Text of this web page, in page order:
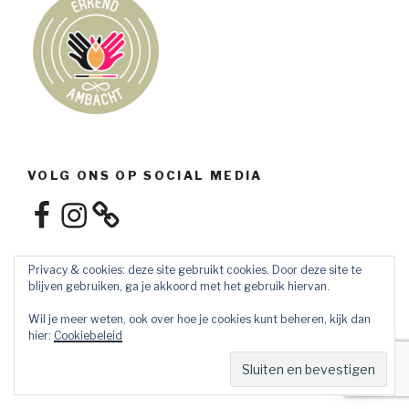
VOLG ONS OP SOCIAL MEDIA
FacebookInstagram
Privacybeleid
Privacy & cookies: deze site gebruikt cookies. Door deze site te
blijven gebruiken, ga je akkoord met het gebruik hiervan.
Wil je meer weten, ook over hoe je cookies kunt beheren, kijk dan
hier: Cookiebeleid